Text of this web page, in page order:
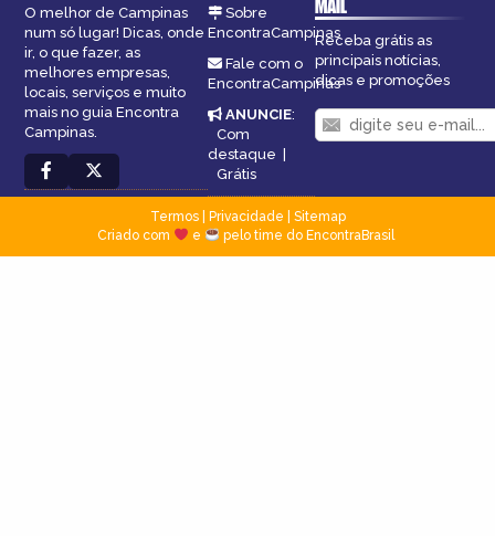
O melhor de Campinas
num só lugar! Dicas, onde
ir, o que fazer, as
melhores empresas,
locais, serviços e muito
mais no guia Encontra
Campinas.
Sobre
EncontraCampinas
Fale com o
EncontraCampinas
ANUNCIE:
Com
destaque
Grátis
MAIL
Receba grátis as
principais notícias,
dicas e promoções
Termos| Privacidade
Sitemap
Criado com
e pelo time do EncontraBrasil